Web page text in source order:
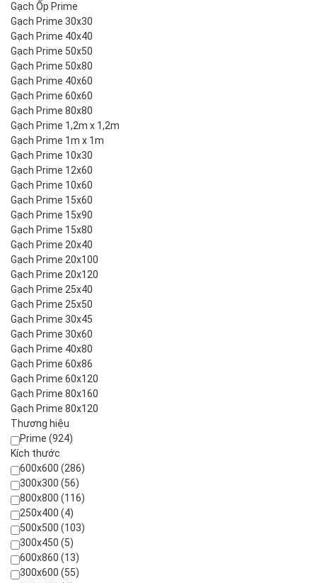
Gạch Ốp Prime
Gạch Prime 30x30
Gạch Prime 40x40
Gạch Prime 50x50
Gạch Prime 50x80
Gạch Prime 40x60
Gạch Prime 60x60
Gạch Prime 80x80
Gạch Prime 1,2m x 1,2m
Gạch Prime 1m x 1m
Gạch Prime 10x30
Gạch Prime 12x60
Gạch Prime 10x60
Gạch Prime 15x60
Gạch Prime 15x90
Gạch Prime 15x80
Gạch Prime 20x40
Gạch Prime 20x100
Gạch Prime 20x120
Gạch Prime 25x40
Gạch Prime 25x50
Gạch Prime 30x45
Gạch Prime 30x60
Gạch Prime 40x80
Gạch Prime 60x86
Gạch Prime 60x120
Gạch Prime 80x160
Gạch Prime 80x120
Thương hiệu
Prime (924)
Kích thước
600x600 (286)
300x300 (56)
800x800 (116)
250x400 (4)
500x500 (103)
300x450 (5)
600x860 (13)
300x600 (55)